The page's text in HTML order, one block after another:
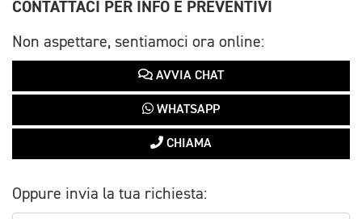
CONTATTACI PER INFO E PREVENTIVI
Non aspettare, sentiamoci ora online:
AVVIA CHAT
WHATSAPP
CHIAMA
Oppure invia la tua richiesta: